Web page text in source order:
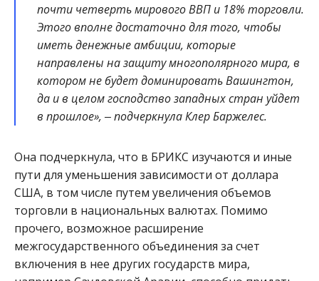
почти четверть мирового ВВП и 18% торговли.
Этого вполне достаточно для того, чтобы
иметь денежные амбиции, которые
направлены на защиту многополярного мира, в
котором не будет доминировать Вашингтон,
да и в целом господство западных стран уйдет
в прошлое», ‒ подчеркнула Клер Баржелес.
Она подчеркнула, что в БРИКС изучаются и иные
пути для уменьшения зависимости от доллара
США, в том числе путем увеличения объемов
торговли в национальных валютах. Помимо
прочего, возможное расширение
межгосударственного объединения за счет
включения в нее других государств мира,